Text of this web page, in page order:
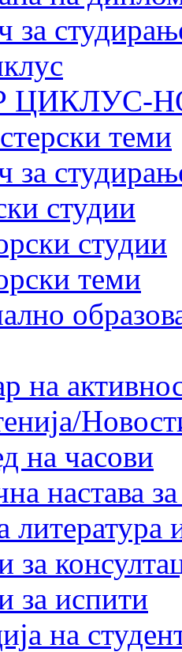
за
ЦИКЛУС-
теми
за
студии
студии
теми
на
на часови
настава
литература
за
за испити
на